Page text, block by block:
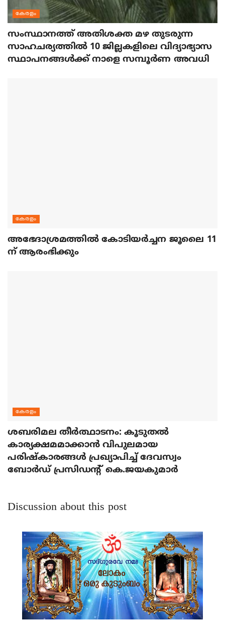
കേരളം
സംസ്ഥാനത്ത് അതിശക്ത മഴ തുടരുന്ന
സാഹചര്യത്തിൽ 10 ജില്ലകളിലെ വിദ്യാഭ്യാസ
സ്ഥാപനങ്ങൾക്ക് നാളെ സമ്പൂർണ അവധി
കേരളം
അഭേദാശ്രമത്തില്‍ കോടിയര്‍ച്ചന ജൂലൈ 11
ന് ആരംഭിക്കും
കേരളം
ശബരിമല തീര്‍ത്ഥാടനം: കൂടുതല്‍
കാര്യക്ഷമമാക്കാന്‍ വിപുലമായ
പരിഷ്‌കാരങ്ങള്‍ പ്രഖ്യാപിച്ച് ദേവസ്വം
ബോര്‍ഡ് പ്രസിഡന്റ് കെ.ജയകുമാര്‍
Discussion about this post